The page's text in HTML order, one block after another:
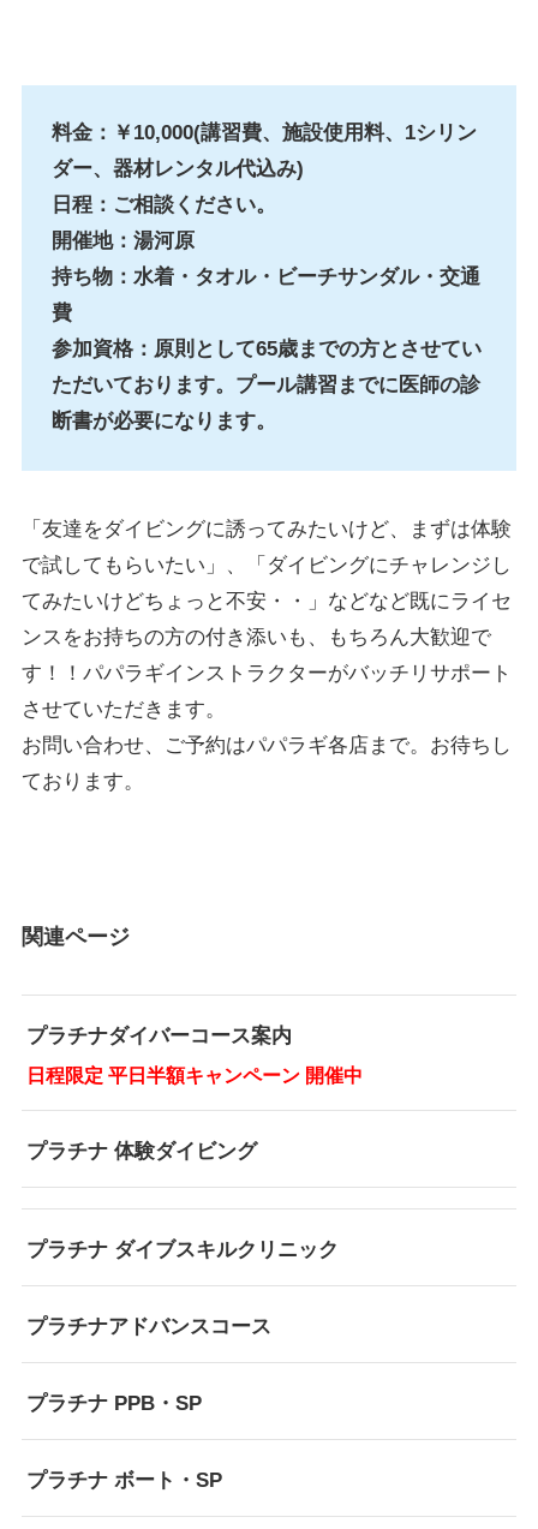
料金：￥10,000(講習費、施設使用料、1シリン
ダー、器材レンタル代込み)
日程：ご相談ください。
開催地：湯河原
持ち物：水着・タオル・ビーチサンダル・交通
費
参加資格：原則として65歳までの方とさせてい
ただいております。 プール講習までに医師の診
断書が必要になります。
「友達をダイビングに誘ってみたいけど、まずは体験
で試してもらいたい」、「ダイビングにチャレンジし
てみたいけどちょっと不安・・」などなど既にライセ
ンスをお持ちの方の付き添いも、もちろん大歓迎で
す！！パパラギインストラクターがバッチリサポート
させていただきます。
お問い合わせ、ご予約はパパラギ各店まで。お待ちし
ております。
関連ページ
プラチナダイバーコース案内
日程限定 平日半額キャンペーン 開催中
プラチナ 体験ダイビング
プラチナ ダイブスキルクリニック
プラチナアドバンスコース
プラチナ PPB・SP
プラチナ ボート・SP